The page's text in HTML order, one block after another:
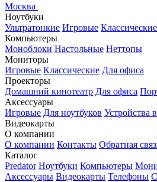
Москва
Ноутбуки
Ультратонкие Игровые Классические
Компьютеры
Моноблоки Настольные Неттопы
Мониторы
Игровые Классические Для офиса
Проекторы
Домашний кинотеатр Для офиса
Аксессуары
Игровые Для ноутбуков Устройства
Видеокарты
О компании
О компании Контакты Обратная
Каталог
Predator Ноутбуки Компьютеры
Аксессуары Видеокарты Телефоны